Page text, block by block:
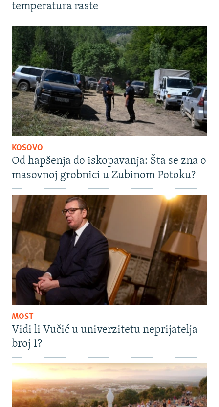
temperatura raste
KOSOVO
Od hapšenja do iskopavanja: Šta se zna o
masovnoj grobnici u Zubinom Potoku?
MOST
Vidi li Vučić u univerzitetu neprijatelja
broj 1?